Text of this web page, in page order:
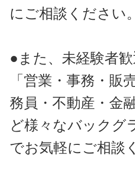
にご相談ください。
●また、未経験者
「営業・事務・販
務員・不動産・金
ど様々なバックグ
でお気軽にご相談